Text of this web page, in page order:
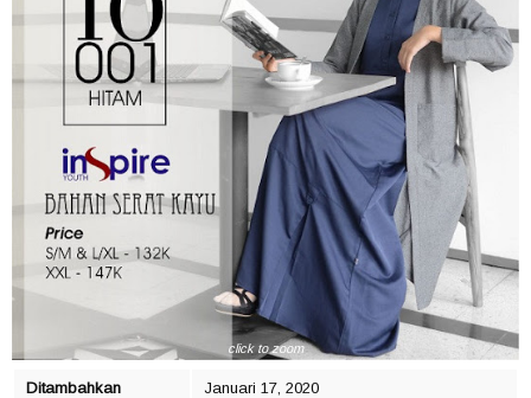
click to zoom
Ditambahkan Januari 17, 2020